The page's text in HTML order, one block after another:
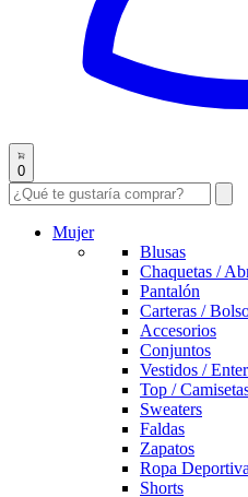
0
Mujer
Blusas
Chaquetas /
Pantalón
Carteras /
Accesorios
Conjuntos
Vestidos /
Top /
Sweaters
Faldas
Zapatos
Ropa
Shorts